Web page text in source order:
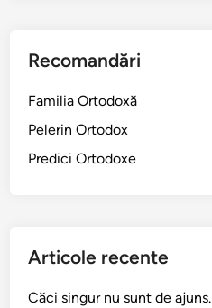
Recomandări
Familia Ortodoxă
Pelerin Ortodox
Predici Ortodoxe
Articole recente
Căci singur nu sunt de ajuns.